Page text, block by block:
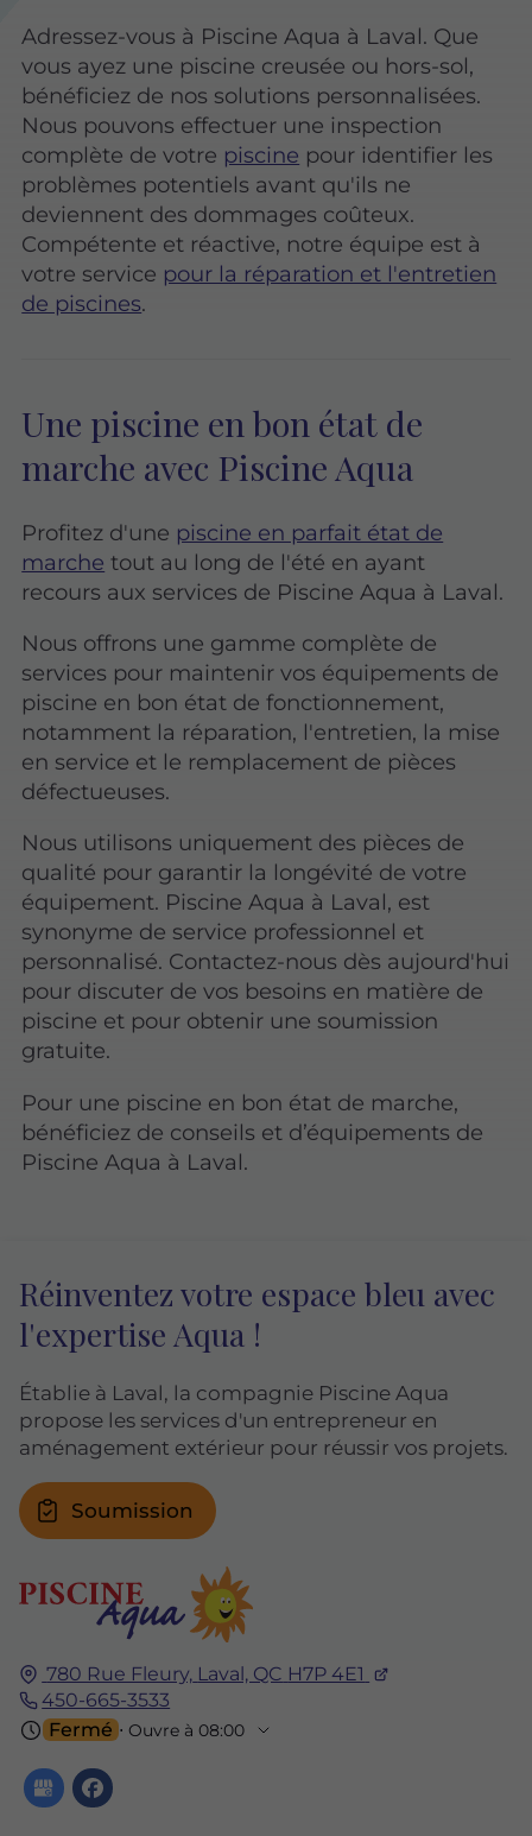
Adressez-vous à Piscine Aqua à Laval. Que
vous ayez une piscine creusée ou hors-sol,
bénéficiez de nos solutions personnalisées.
Nous pouvons effectuer une inspection
complète de votre piscine pour identifier les
problèmes potentiels avant qu'ils ne
deviennent des dommages coûteux.
Compétente et réactive, notre équipe est à
votre service pour la réparation et l'entretien
de piscines.
Une piscine en bon état de
marche avec Piscine Aqua
Profitez d'une piscine en parfait état de
marche tout au long de l'été en ayant
recours aux services de Piscine Aqua à Laval.
Nous offrons une gamme complète de
services pour maintenir vos équipements de
piscine en bon état de fonctionnement,
notamment la réparation, l'entretien, la mise
en service et le remplacement de pièces
défectueuses.
Nous utilisons uniquement des pièces de
qualité pour garantir la longévité de votre
équipement. Piscine Aqua à Laval, est
synonyme de service professionnel et
personnalisé. Contactez-nous dès aujourd'hui
pour discuter de vos besoins en matière de
piscine et pour obtenir une soumission
gratuite.
Pour une piscine en bon état de marche,
bénéficiez de conseils et d’équipements de
Piscine Aqua à Laval.
780 Rue Fleury, Laval, QC H7P 4E1
450-665-3533
Fermé ⋅ Ouvre à 08:00
Réinventez votre espace bleu avec
l'expertise Aqua !
Établie à Laval, la compagnie Piscine Aqua
propose les services d'un entrepreneur en
aménagement extérieur pour réussir vos projets.
Soumission